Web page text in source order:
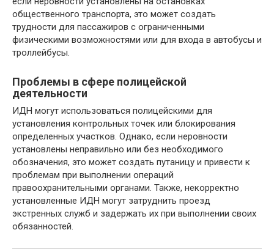
общественного транспорта, это может создать
трудности для пассажиров с ограниченными
физическими возможностями или для входа в автобусы и
троллейбусы.
Проблемы в сфере полицейской
деятельности
ИДН могут использоваться полицейскими для
установления контрольных точек или блокирования
определенных участков. Однако, если неровности
установлены неправильно или без необходимого
обозначения, это может создать путаницу и привести к
проблемам при выполнении операций
правоохранительными органами. Также, некорректно
установленные ИДН могут затруднить проезд
экстренных служб и задержать их при выполнении своих
обязанностей.